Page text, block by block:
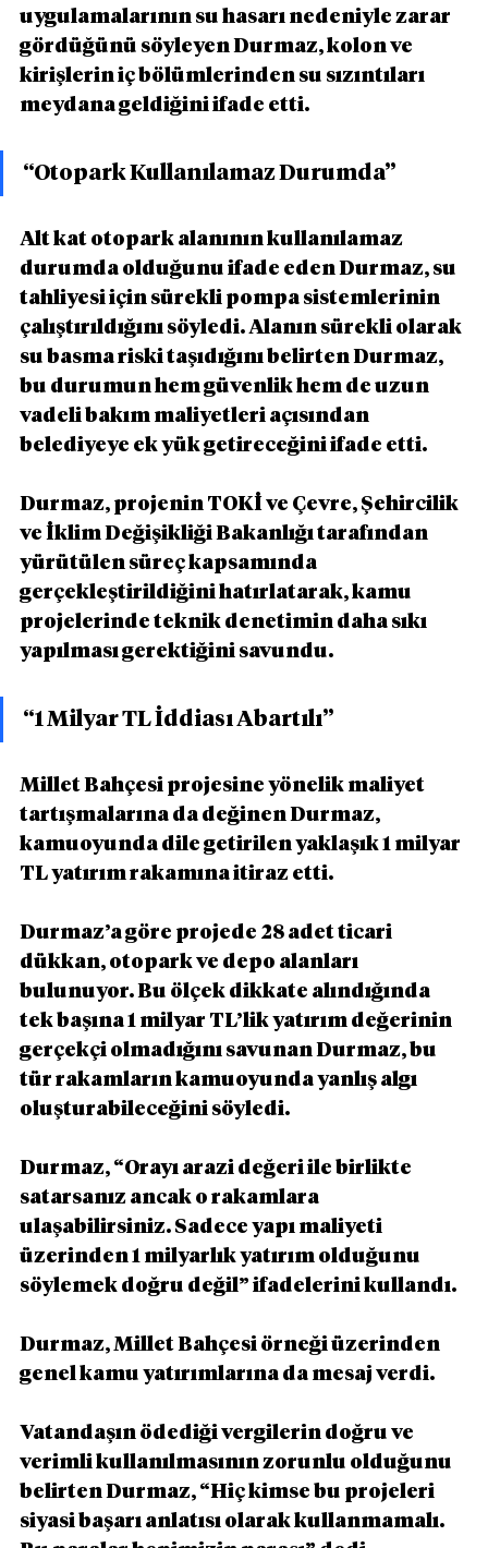
uygulamalarının su hasarı nedeniyle zarar
gördüğünü söyleyen Durmaz, kolon ve
kirişlerin iç bölümlerinden su sızıntıları
meydana geldiğini ifade etti.
“Otopark Kullanılamaz Durumda”
Alt kat otopark alanının kullanılamaz
durumda olduğunu ifade eden Durmaz, su
tahliyesi için sürekli pompa sistemlerinin
çalıştırıldığını söyledi. Alanın sürekli olarak
su basma riski taşıdığını belirten Durmaz,
bu durumun hem güvenlik hem de uzun
vadeli bakım maliyetleri açısından
belediyeye ek yük getireceğini ifade etti.
Durmaz, projenin TOKİ ve Çevre, Şehircilik
ve İklim Değişikliği Bakanlığı tarafından
yürütülen süreç kapsamında
gerçekleştirildiğini hatırlatarak, kamu
projelerinde teknik denetimin daha sıkı
yapılması gerektiğini savundu.
“1 Milyar TL İddiası Abartılı”
Millet Bahçesi projesine yönelik maliyet
tartışmalarına da değinen Durmaz,
kamuoyunda dile getirilen yaklaşık 1 milyar
TL yatırım rakamına itiraz etti.
Durmaz’a göre projede 28 adet ticari
dükkan, otopark ve depo alanları
bulunuyor. Bu ölçek dikkate alındığında
tek başına 1 milyar TL’lik yatırım değerinin
gerçekçi olmadığını savunan Durmaz, bu
tür rakamların kamuoyunda yanlış algı
oluşturabileceğini söyledi.
Durmaz, “Orayı arazi değeri ile birlikte
satarsanız ancak o rakamlara
ulaşabilirsiniz. Sadece yapı maliyeti
üzerinden 1 milyarlık yatırım olduğunu
söylemek doğru değil” ifadelerini kullandı.
Durmaz, Millet Bahçesi örneği üzerinden
genel kamu yatırımlarına da mesaj verdi.
Vatandaşın ödediği vergilerin doğru ve
verimli kullanılmasının zorunlu olduğunu
belirten Durmaz, “Hiç kimse bu projeleri
siyasi başarı anlatısı olarak kullanmamalı.